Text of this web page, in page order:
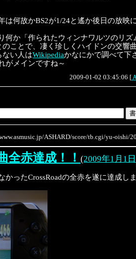
何故かBS2が1/24と遙か後日の放映
何か「作られたウィンナワルツのリズ
ことで、凄く珍しくハイドンの交響
ない人はWikipediaかなにかで調べて下
がメインですね～
2009-01-02 03:45:06 [
ASHARD/score/tb.cgi/yu-oishi/
全赤達成！！ (2009年1月1日
ったCrossRoadの全赤を遂に達成しま